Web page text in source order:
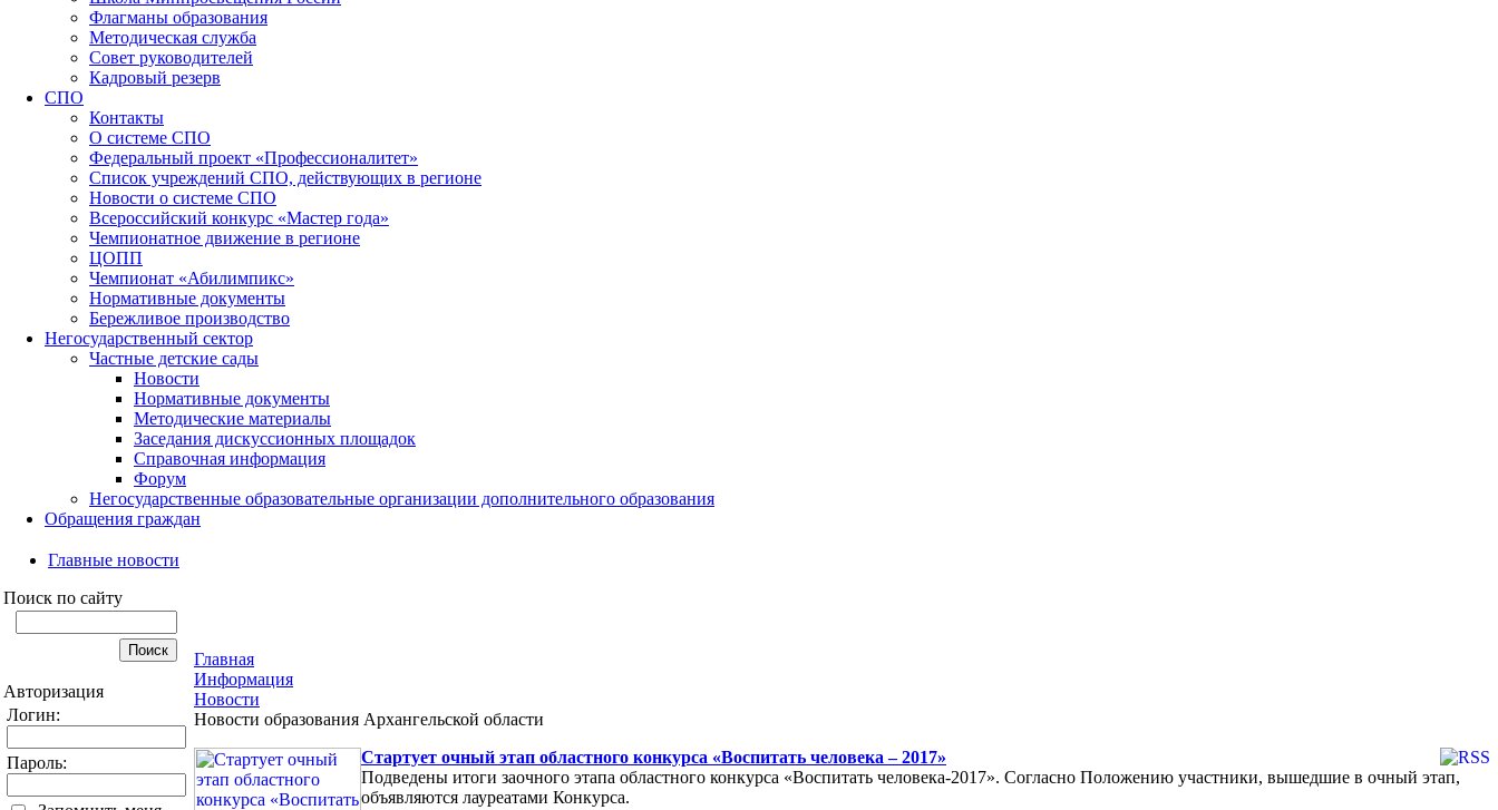
Флагманы образования
Методическая служба
Совет руководителей
Кадровый резерв
СПО
Контакты
О системе СПО
Федеральный проект «Профессионалитет»
Список учреждений СПО, действующих в регионе
Новости о системе СПО
Всероссийский конкурс «Мастер года»
Чемпионатное движение в регионе
ЦОПП
Чемпионат «Абилимпикс»
Нормативные документы
Бережливое производство
Негосударственный сектор
Частные детские сады
Новости
Нормативные документы
Методические материалы
Заседания дискуссионных площадок
Справочная информация
Форум
Негосударственные образовательные организации дополнительного образования
Обращения граждан
Главные новости
Поиск по сайту
Авторизация
Логин:
Пароль:
Главная
Информация
Новости
Новости образования Архангельской области
Cтартует очный этап областного конкурса «Воспитать человека – 2017»
Подведены итоги заочного этапа областного конкурса «Воспитать человека-2017». Согласно Положению участники, вышедшие в очный этап,
объявляются лауреатами Конкурса.